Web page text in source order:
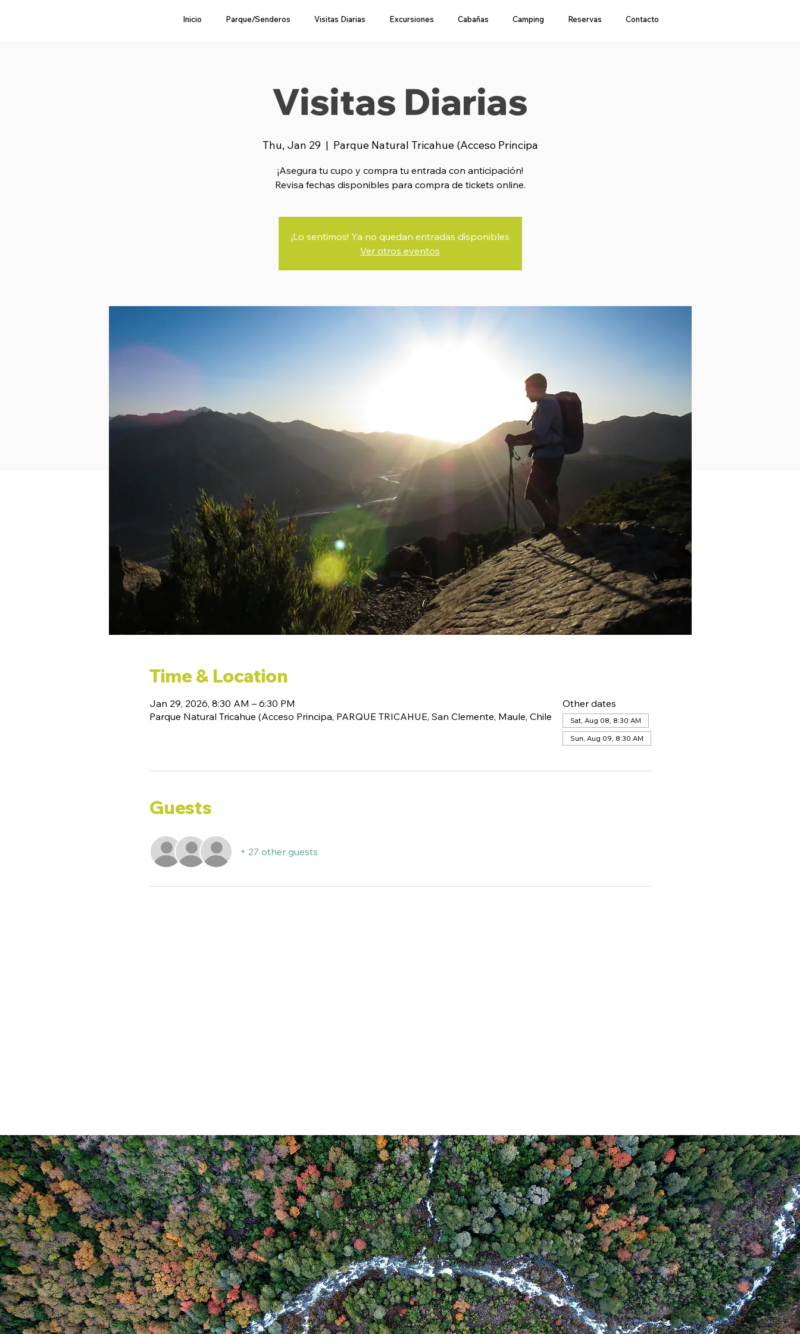
Inicio Parque/Senderos Visitas Diarias Excursiones Cabañas Camping Reservas Contacto
Visitas Diarias
Thu, Jan 29
  |
Parque Natural Tricahue (Acceso Principa
¡Asegura tu cupo y compra tu entrada con anticipación!
Revisa fechas disponibles para compra de tickets online.
¡Lo sentimos! Ya no quedan entradas disponibles
Ver otros eventos
Time & Location
Jan 29, 2026, 8:30 AM – 6:30 PM
Parque Natural Tricahue (Acceso Principa, PARQUE TRICAHUE, San Clemente, Maule, Chile
Other dates
Sat, Aug 08, 8:30 AM
Sun, Aug 09, 8:30 AM
Guests
+ 27 other guests